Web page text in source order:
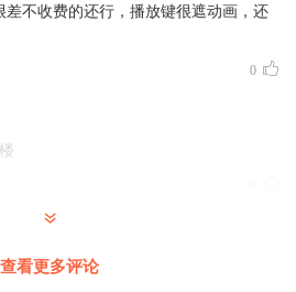
差不收费的还行，播放键很遮动画，还
0
觉睡觉
查看更多评论